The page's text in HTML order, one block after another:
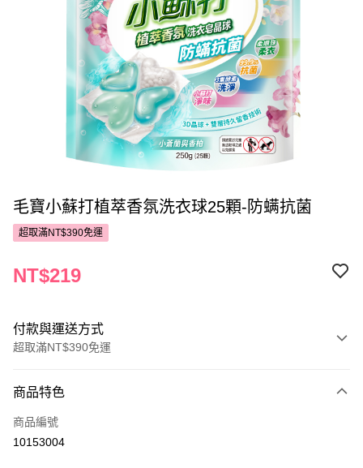
毛寶小蘇打植萃香氛洗衣球25顆-防螨抗菌
超取滿NT$390免運
NT$219
付款與運送方式
超取滿NT$390免運
POYA支付
信用卡一次付款
商品特色
商品編號
10153004